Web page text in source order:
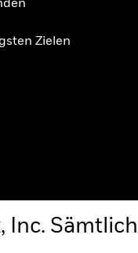
Zielen
Inc.